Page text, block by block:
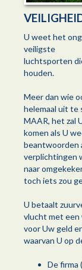
U weet het
veiligste
luchtsporten
houden.
Meer dan wie
helemaal uit te
MAAR, het zal
komen als U
beantwoorden
verplichtingen
naar
toch iets zou
U betaalt
vlucht met een
voor Uw geld
waarvan U op
De firma